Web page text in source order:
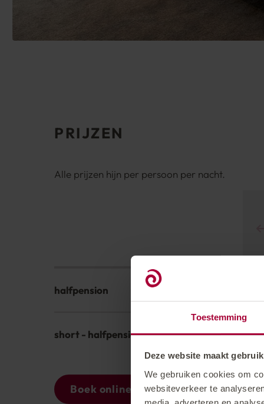
Toestemming
Deze website maakt
We gebruiken cookies om
websiteverkeer te
PRIJZEN
Alle prijzen hijn per persoon per nacht.
halfpension
short - halfpension
Boek online Aanvragen